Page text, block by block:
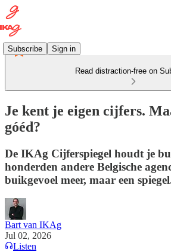
Subscribe Sign in
Read distraction-free on
Je kent je eigen cijfers.
góéd?
De IKAg Cijferspiegel houdt je
honderden andere Belgische
buikgevoel meer, maar een
Bart van IKAg
Jul 02, 2026
Listen